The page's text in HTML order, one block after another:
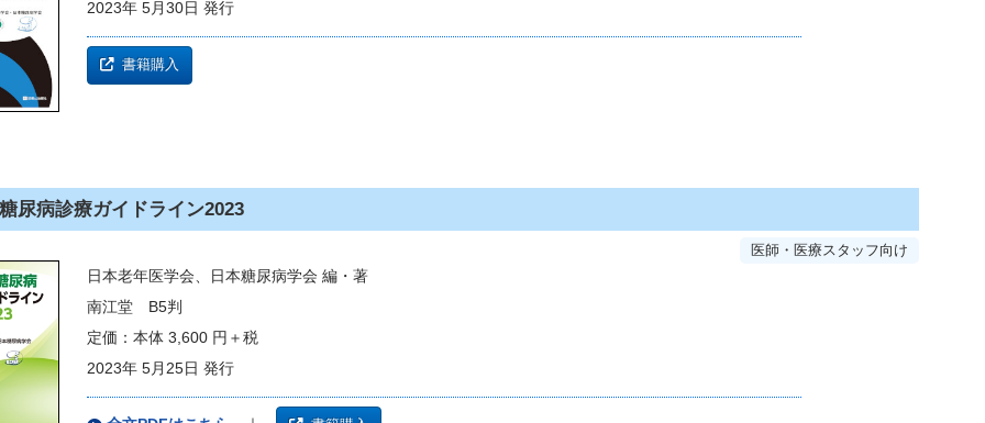
2023年 5月30日 発行
書籍購入
尿病診療ガイドライン2023
医師・医療スタッフ向け
日本老年医学会、日本糖尿病学会 編・著
南江堂 B5判
定価：本体 3,600 円＋税
2023年 5月25日 発行